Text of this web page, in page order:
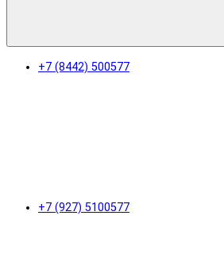
+7 (8442) 500577
+7 (927) 5100577